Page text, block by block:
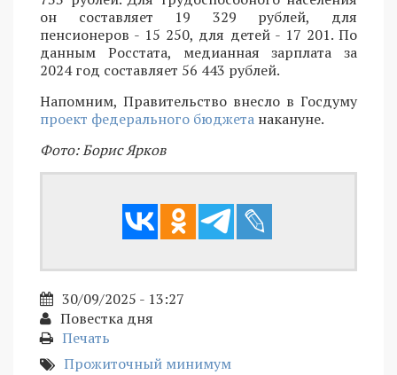
он составляет 19 329 рублей, для
пенсионеров - 15 250, для детей - 17 201. По
данным Росстата, медианная зарплата за
2024 год составляет 56 443 рублей.
Напомним, Правительство внесло в Госдуму
проект федерального бюджета накануне.
Фото: Борис Ярков
30/09/2025 - 13:27
Повестка дня
Печать
Прожиточный минимум